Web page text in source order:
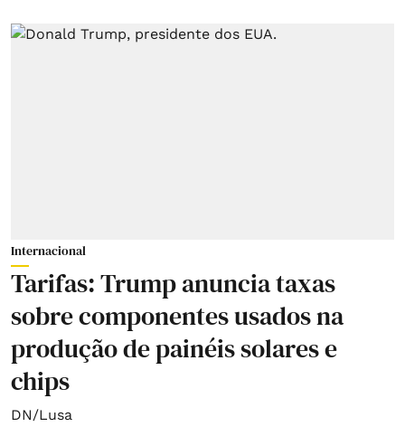
Internacional
Tarifas: Trump anuncia taxas
sobre componentes usados na
produção de painéis solares e
chips
DN/Lusa